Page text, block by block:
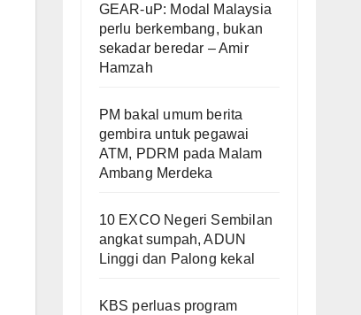
GEAR-uP: Modal Malaysia
perlu berkembang, bukan
sekadar beredar – Amir
Hamzah
PM bakal umum berita
gembira untuk pegawai
ATM, PDRM pada Malam
Ambang Merdeka
10 EXCO Negeri Sembilan
angkat sumpah, ADUN
Linggi dan Palong kekal
KBS perluas program